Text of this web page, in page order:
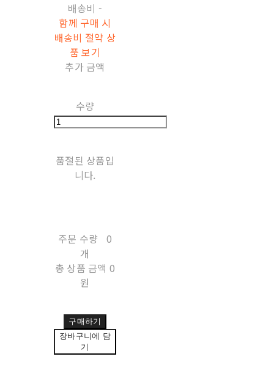
배송비 -
함께 구매 시
배송비 절약 상
품 보기
추가 금액
수량
품절된 상품입
니다.
주문 수량
0
개
총 상품 금액 0
원
구매하기
장바구니에 담
기